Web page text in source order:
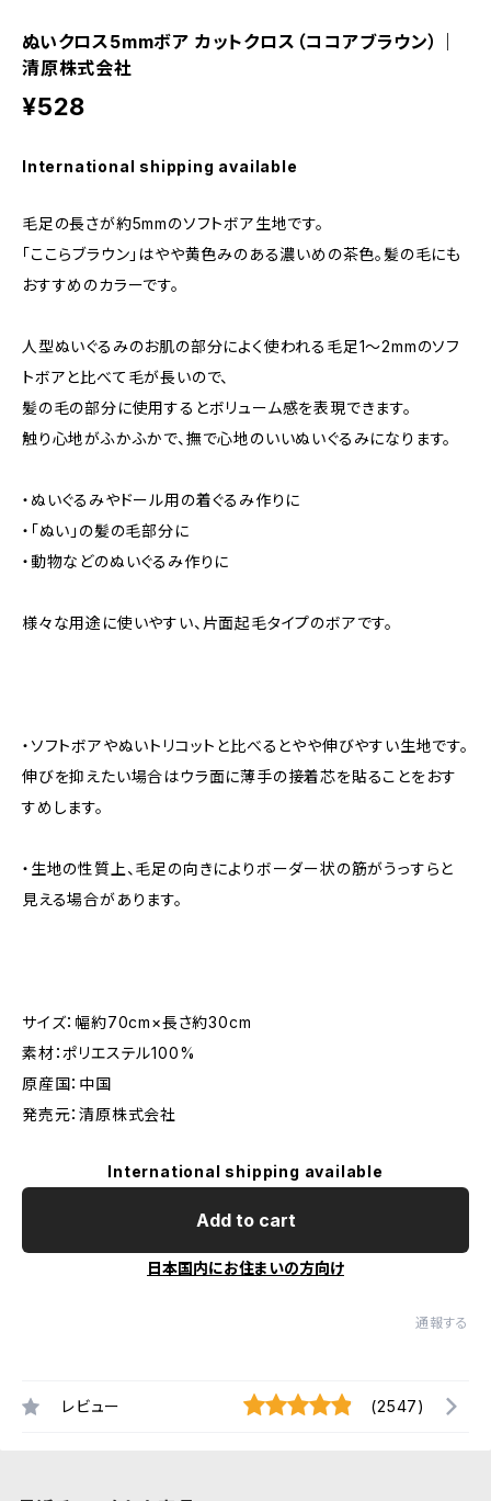
ぬいクロス5mmボア カットクロス（ココアブラウン）｜
清原株式会社
¥528
International shipping available
毛足の長さが約5mmのソフトボア生地です。
「ここらブラウン」はやや黄色みのある濃いめの茶色。髪の毛にも
おすすめのカラーです。
人型ぬいぐるみのお肌の部分によく使われる毛足1〜2mmのソフ
トボアと比べて毛が長いので、
髪の毛の部分に使用するとボリューム感を表現できます。
触り心地がふかふかで、撫で心地のいいぬいぐるみになります。
・ぬいぐるみやドール用の着ぐるみ作りに
・「ぬい」の髪の毛部分に
・動物などのぬいぐるみ作りに
様々な用途に使いやすい、片面起毛タイプのボアです。
・ソフトボアやぬいトリコットと比べるとやや伸びやすい生地です。
伸びを抑えたい場合はウラ面に薄手の接着芯を貼ることをおす
すめします。
・生地の性質上、毛足の向きによりボーダー状の筋がうっすらと
見える場合があります。
サイズ：幅約70cm×長さ約30cm
素材：ポリエステル100%
原産国：中国
発売元：清原株式会社
International shipping available
Add to cart
日本国内にお住まいの方向け
通報する
レビュー (2547)